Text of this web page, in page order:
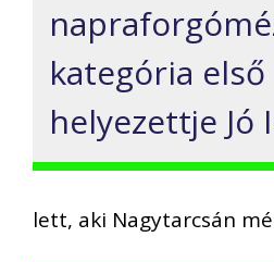
kategória első
helyezettje Jó
lett, aki Nagytarcsán